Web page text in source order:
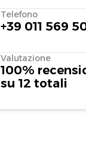
Telefono
+39 011 569
Valutazione
100%
su 12 totali